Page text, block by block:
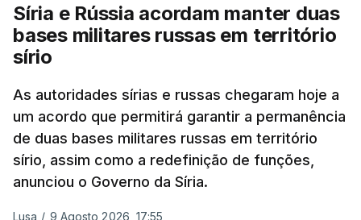
Kremlin a pôr fim ao que considera ser "uma guerra
insana contra o povo e independência ucraniana".
sobretudo quando Vladimir Putin continua a
apostar em mísseis balísticos para atacar território
ucraniano.
Síria e Rússia acordam manter duas
bases militares russas em território
sírio
As autoridades sírias e russas chegaram hoje a
um acordo que permitirá garantir a permanência
de duas bases militares russas em território
sírio, assim como a redefinição de funções,
anunciou o Governo da Síria.
Lusa / 9 Agosto 2026, 17:55